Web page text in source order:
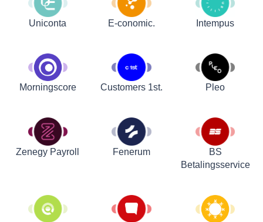
Uniconta E-conomic. Intempus
Morningscore Customers 1st. Pleo
Zenegy Payroll Fenerum
BS
Betalingsservice